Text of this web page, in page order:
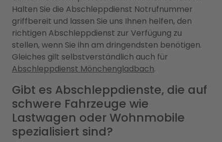
Halten Sie die Abschleppdienst Notrufnummer
griffbereit und lassen Sie uns Ihnen helfen, den
richtigen Abschleppdienst zur Verfügung zu
stellen, wenn Sie ihn am dringendsten benötigen.
Gleiches gilt selbstverständlich auch für
Abschleppdienst Mönchengladbach.
Gibt es Abschleppdienste, die auf
schwere Fahrzeuge wie
Lastwagen oder Wohnmobile
spezialisiert sind?